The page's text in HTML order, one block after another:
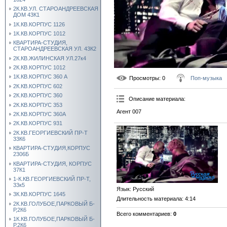
2К.КВ.УЛ. СТАРОАНДРЕЕВСКАЯ
ДОМ 43К1
1К.КВ.КОРПУС 1126
1К.КВ.КОРПУС 1012
КВАРТИРА-СТУДИЯ,
СТАРОАНДРЕЕВСКАЯ УЛ. 43К2
2К.КВ.ЖИЛИНСКАЯ УЛ.27к4
2К.КВ.КОРПУС 1012
1К.КВ.КОРПУС 360 А
2К.КВ.КОРПУС 602
2К.КВ.КОРПУС 360
2К.КВ.КОРПУС 353
2К.КВ.КОРПУС 360А
2К.КВ.КОРПУС 931
2К.КВ.ГЕОРГИЕВСКИЙ ПР-Т
33К6
КВАРТИРА-СТУДИЯ,КОРПУС
2306Б
КВАРТИРА-СТУДИЯ, КОРПУС
37К1
1-К.КВ.ГЕОРГИЕВСКИЙ ПР-Т,
33к5
3К.КВ.КОРПУС 1645
2К.КВ.ГОЛУБОЕ,ПАРКОВЫЙ Б-
Р,2К6
1К.КВ.ГОЛУБОЕ,ПАРКОВЫЙ Б-
Р,2К6
Просмотры: 0 Поп-музыка
Описание материала:
Агент 007
Язык: Русский
Длительность материала: 4:14
Всего комментариев: 0